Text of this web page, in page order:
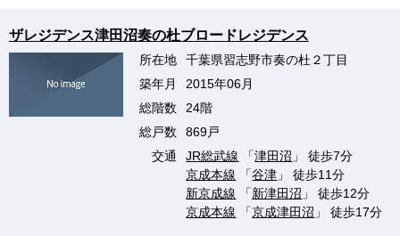
ザレジデンス津田沼奏の杜ブロードレジデンス
所在地
千葉県習志野市奏の杜２丁目
築年月
2015年06月
総階数
24階
総戸数
869戸
交通
JR総武線 「津田沼 」 徒歩7分
京成本線 「谷津 」 徒歩11分
新京成線 「新津田沼 」 徒歩12分
京成本線 「京成津田沼 」 徒歩17分